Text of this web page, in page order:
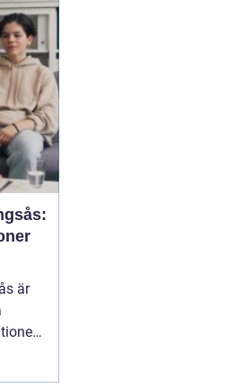
En
kan
är